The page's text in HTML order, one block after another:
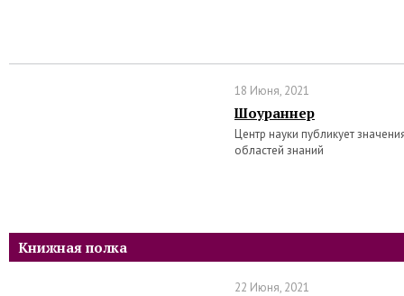
18 Июня, 2021
Шоураннер
Центр науки публикует
областей знаний
Книжная полка
22 Июня, 2021